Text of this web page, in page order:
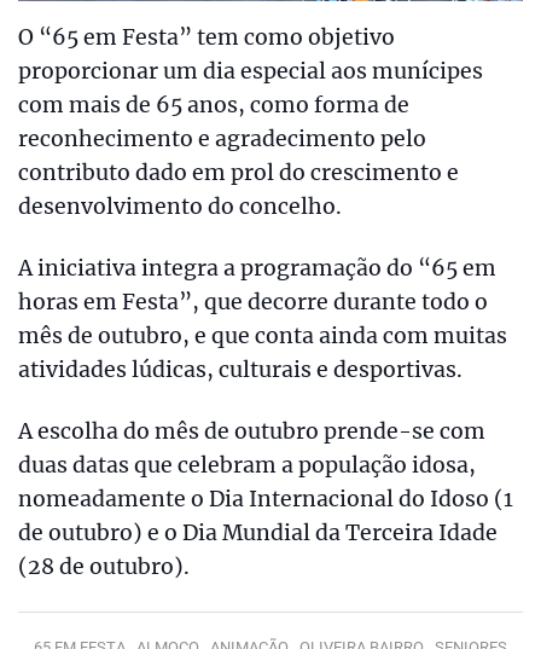
O “65 em Festa” tem como objetivo
proporcionar um dia especial aos munícipes
com mais de 65 anos, como forma de
reconhecimento e agradecimento pelo
contributo dado em prol do crescimento e
desenvolvimento do concelho.
A iniciativa integra a programação do “65 em
horas em Festa”, que decorre durante todo o
mês de outubro, e que conta ainda com muitas
atividades lúdicas, culturais e desportivas.
A escolha do mês de outubro prende-se com
duas datas que celebram a população idosa,
nomeadamente o Dia Internacional do Idoso (1
de outubro) e o Dia Mundial da Terceira Idade
(28 de outubro).